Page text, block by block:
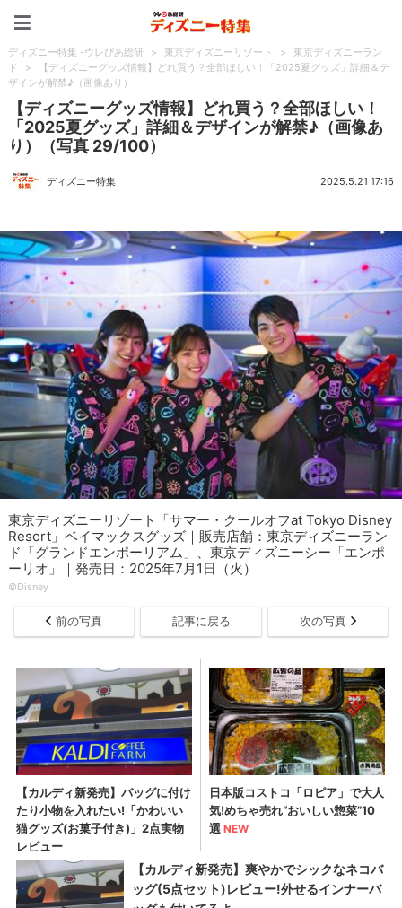
ディズニー特集 -ウレぴあ総研 > 東京ディズニーリゾート >
東京ディズニーラン
ド
>
【ディズニーグッズ情報】どれ買う？全部ほしい！「2025夏グッズ」詳細＆デ
ザインが解禁♪（画像あり）
【ディズニーグッズ情報】どれ買う？全部ほしい！
「2025夏グッズ」詳細＆デザインが解禁♪（画像あ
り）（写真 29/100）
ディズニー特集 2025.5.21 17:16
東京ディズニーリゾート「サマー・クールオフat Tokyo Disney
Resort」ベイマックスグッズ｜販売店舗：東京ディズニーラン
ド「グランドエンポーリアム」、東京ディズニーシー「エンポ
ーリオ」｜発売日：2025年7月1日（火）
©Disney
前の写真 記事に戻る 次の写真